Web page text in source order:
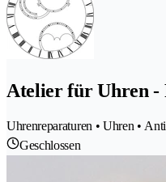
Atelier für Uhren -
Uhrenreparaturen • Uhren •
Geschlossen